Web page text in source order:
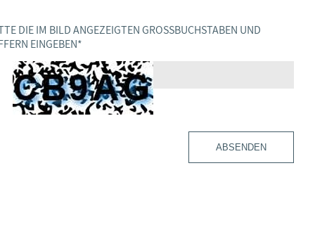
DIE IM BILD ANGEZEIGTEN GROSSBUCHSTABEN UND Z
EINGEBEN *
ABSENDEN